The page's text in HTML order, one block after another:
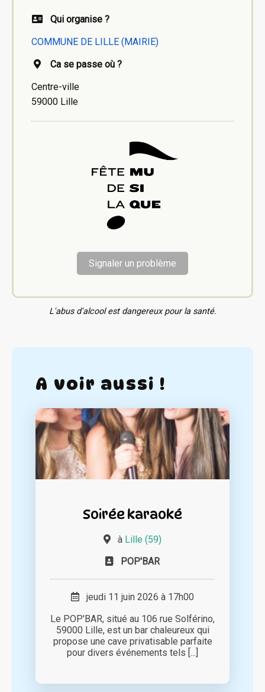
Qui organise ?
COMMUNE DE LILLE (MAIRIE)
Ca se passe où ?
Centre-ville
59000 Lille
Signaler un problème
L'abus d'alcool est dangereux pour la santé.
A voir aussi !
Soirée karaoké
à Lille (59)
POP'BAR
jeudi 11 juin 2026 à 17h00
Le POP'BAR, situé au 106 rue Solférino,
59000 Lille, est un bar chaleureux qui
propose une cave privatisable parfaite
pour divers événements tels [...]